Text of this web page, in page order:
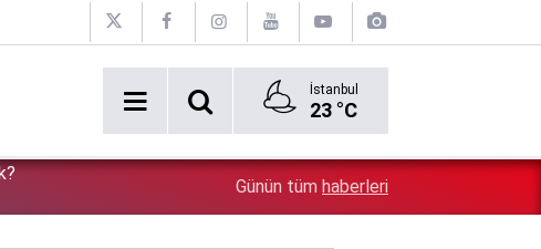
İstanbul
23 °C
Özgür Özel'e şok! Yüzde 50 ile kazandıkları il, CHP'de
Günün tüm haberleri